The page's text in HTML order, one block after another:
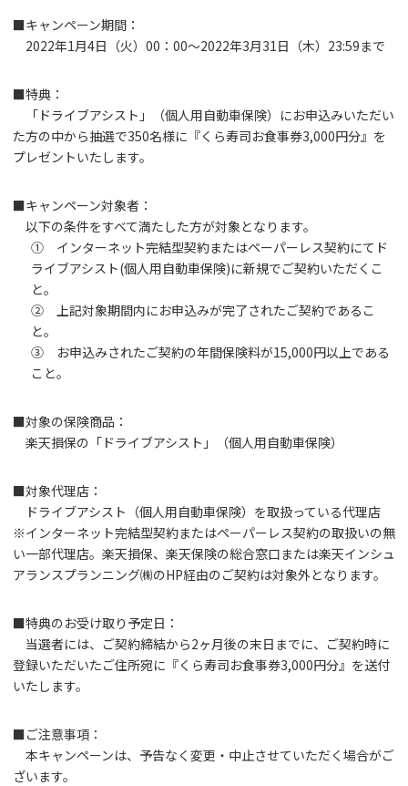
■キャンペーン期間：
2022年1月4日（火）00：00～2022年3月31日（木）23:59まで
■特典：
「ドライブアシスト」（個人用自動車保険）にお申込みいただい
た方の中から抽選で350名様に『くら寿司お食事券3,000円分』を
プレゼントいたします。
■キャンペーン対象者：
以下の条件をすべて満たした方が対象となります。
① インターネット完結型契約またはペーパーレス契約にてド
ライブアシスト(個人用自動車保険)に新規でご契約いただくこ
と。
② 上記対象期間内にお申込みが完了されたご契約であるこ
と。
③ お申込みされたご契約の年間保険料が15,000円以上である
こと。
■対象の保険商品：
楽天損保の「ドライブアシスト」（個人用自動車保険）
■対象代理店：
ドライブアシスト（個人用自動車保険）を取扱っている代理店
※インターネット完結型契約またはペーパーレス契約の取扱いの無
い一部代理店。楽天損保、楽天保険の総合窓口または楽天インシュ
アランスプランニング㈱のHP経由のご契約は対象外となります。
■特典のお受け取り予定日：
当選者には、ご契約締結から2ヶ月後の末日までに、ご契約時に
登録いただいたご住所宛に『くら寿司お食事券3,000円分』を送付
いたします。
■ご注意事項：
本キャンペーンは、予告なく変更・中止させていただく場合がご
ざいます。